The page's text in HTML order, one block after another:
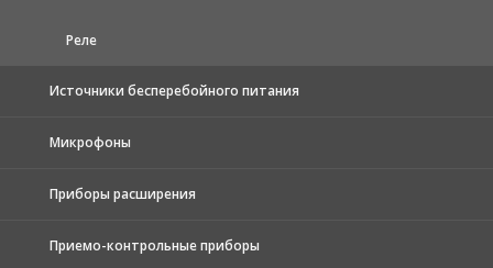
Реле
Источники бесперебойного питания
Микрофоны
Приборы расширения
Приемо-контрольные приборы